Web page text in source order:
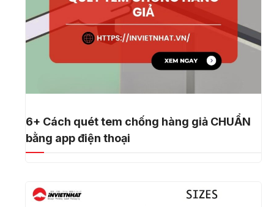
6+ Cách quét tem chống hàng giả CHUẨN
bằng app điện thoại